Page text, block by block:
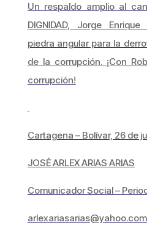
Un respaldo amplio al
DIGNIDAD, Jorge
piedra angular para la
de la corrupción. ¡Con
corrupción!
Cartagena – Bolívar, 26 de
JOSÉ ARLEX ARIAS ARIAS
Comunicador Social –
arlexariasarias@yahoo.com